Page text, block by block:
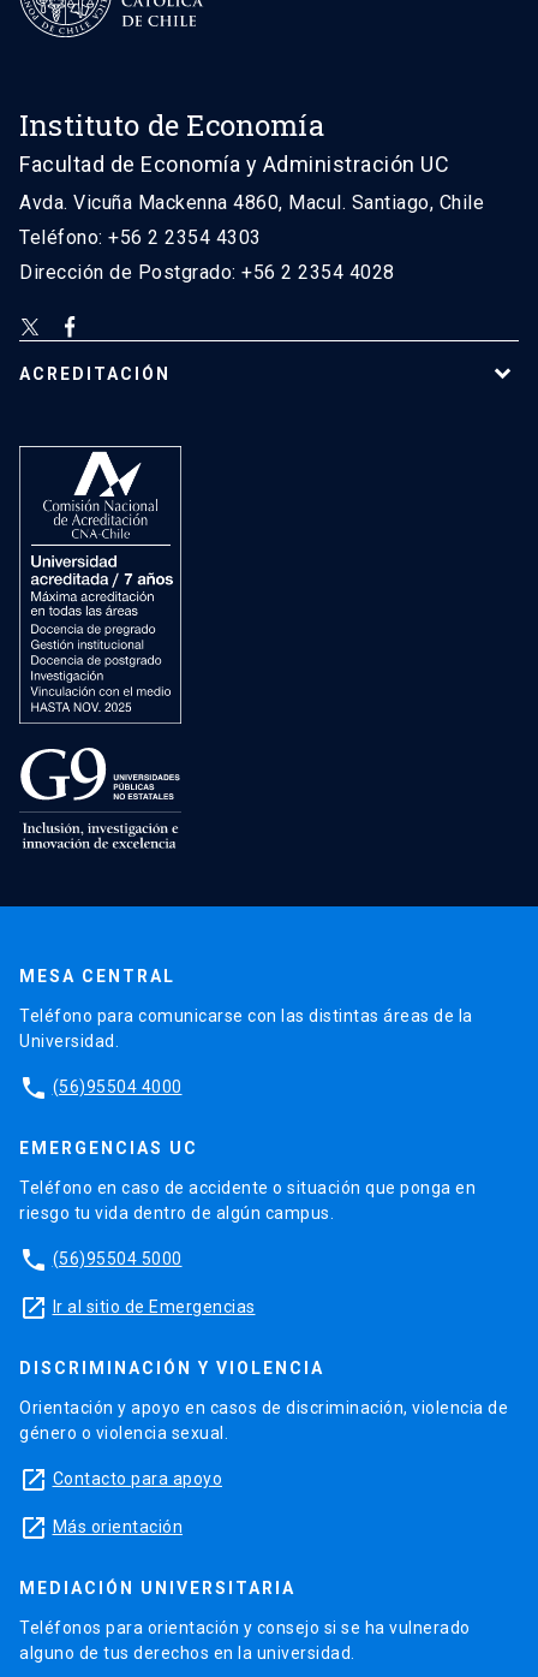
Instituto de Economía
Facultad de Economía y Administración UC
Avda. Vicuña Mackenna 4860, Macul. Santiago, Chile
Teléfono: +56 2 2354 4303
Dirección de Postgrado: +56 2 2354 4028
ACREDITACIÓN
MESA CENTRAL
Teléfono para comunicarse con las distintas áreas de la
Universidad.
phone (56)95504 4000
EMERGENCIAS UC
Teléfono en caso de accidente o situación que ponga en
riesgo tu vida dentro de algún campus.
phone (56)95504 5000
launch Ir al sitio de Emergencias
DISCRIMINACIÓN Y VIOLENCIA
Orientación y apoyo en casos de discriminación, violencia de
género o violencia sexual.
launch Contacto para apoyo
launch Más orientación
MEDIACIÓN UNIVERSITARIA
Teléfonos para orientación y consejo si se ha vulnerado
alguno de tus derechos en la universidad.